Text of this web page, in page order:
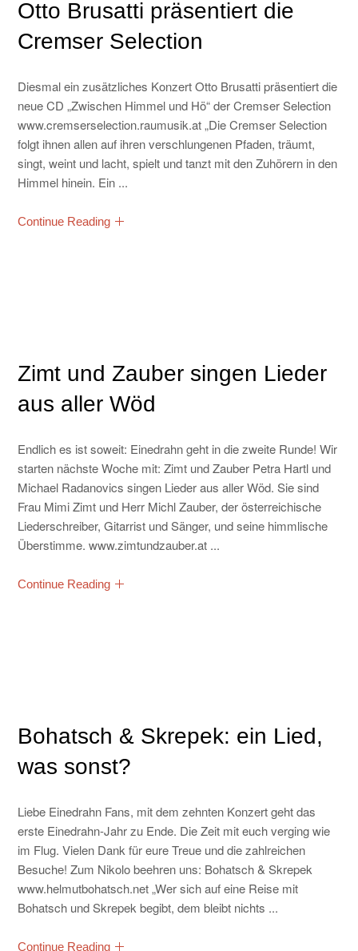
Otto Brusatti präsentiert die
Cremser Selection
Diesmal ein zusätzliches Konzert Otto Brusatti präsentiert die
neue CD „Zwischen Himmel und Hö“ der Cremser Selection
www.cremserselection.raumusik.at „Die Cremser Selection
folgt ihnen allen auf ihren verschlungenen Pfaden, träumt,
singt, weint und lacht, spielt und tanzt mit den Zuhörern in den
Himmel hinein. Ein ...
Continue Reading
Zimt und Zauber singen Lieder
aus aller Wöd
Endlich es ist soweit: Einedrahn geht in die zweite Runde! Wir
starten nächste Woche mit: Zimt und Zauber Petra Hartl und
Michael Radanovics singen Lieder aus aller Wöd. Sie sind
Frau Mimi Zimt und Herr Michl Zauber, der österreichische
Liederschreiber, Gitarrist und Sänger, und seine himmlische
Überstimme. www.zimtundzauber.at ...
Continue Reading
Bohatsch & Skrepek: ein Lied,
was sonst?
Liebe Einedrahn Fans, mit dem zehnten Konzert geht das
erste Einedrahn-Jahr zu Ende. Die Zeit mit euch verging wie
im Flug. Vielen Dank für eure Treue und die zahlreichen
Besuche! Zum Nikolo beehren uns: Bohatsch & Skrepek
www.helmutbohatsch.net „Wer sich auf eine Reise mit
Bohatsch und Skrepek begibt, dem bleibt nichts ...
Continue Reading